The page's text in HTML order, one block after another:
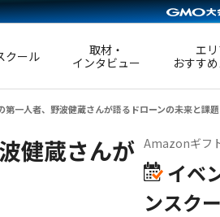
クール
取材・
インタビュー
エ
おすす
第一人者、野波健蔵さんが語るドローンの未来と課題
健蔵さんが Amazonギフ
イベ
ンスク